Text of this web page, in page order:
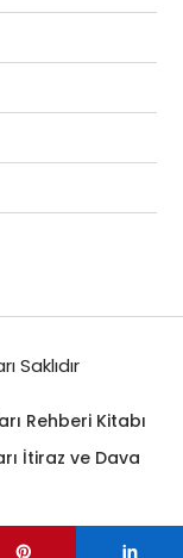
Saklıdır
Rehberi Kitabı
İtiraz ve Dava